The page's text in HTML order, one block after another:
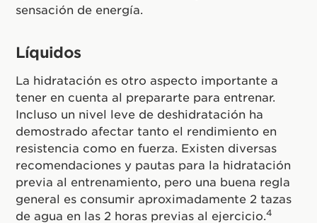
sensación de energía.
Líquidos
La hidratación es otro aspecto importante a
tener en cuenta al prepararte para entrenar.
Incluso un nivel leve de deshidratación ha
demostrado afectar tanto el rendimiento en
resistencia como en fuerza. Existen diversas
recomendaciones y pautas para la hidratación
previa al entrenamiento, pero una buena regla
general es consumir aproximadamente 2 tazas
de agua en las 2 horas previas al ejercicio. 4